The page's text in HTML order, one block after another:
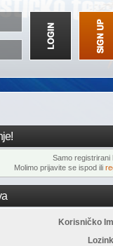
Samo registrirani
Molimo prijavite se ispod ili
Korisničko